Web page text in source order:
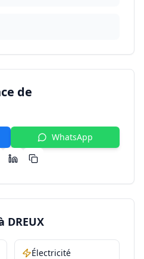
de
WhatsApp
DREUX
Électricité